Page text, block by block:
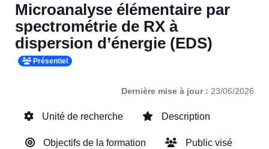
Microanalyse élémentaire par
spectrométrie de RX à
dispersion d’énergie (EDS)
Présentiel
Dernière mise à jour : 23/06/2026
Unité de recherche Description
Objectifs de la formation Public visé